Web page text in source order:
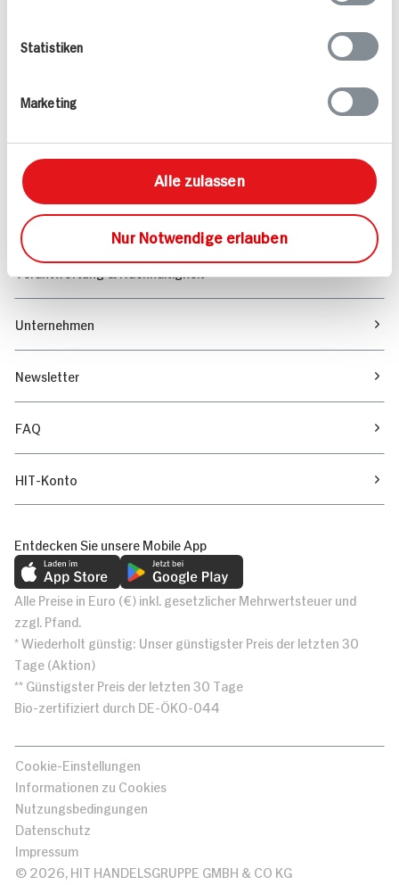
Statistiken
Marketing
Alle zulassen
Nur Notwendige erlauben
Marktfinder
Unser Magazin
Unternehmen
Newsletter
FAQ
HIT-Konto
Entdecken Sie unsere Mobile App
Alle Preise in Euro (€) inkl. gesetzlicher Mehrwertsteuer und
zzgl. Pfand.
* Wiederholt günstig: Unser günstigster Preis der letzten 30
Tage (Aktion)
** Günstigster Preis der letzten 30 Tage
Bio-zertifiziert durch DE-ÖKO-044
Cookie-Einstellungen
Informationen zu Cookies
Nutzungsbedingungen
Datenschutz
Impressum
© 2026, HIT HANDELSGRUPPE GMBH & CO KG